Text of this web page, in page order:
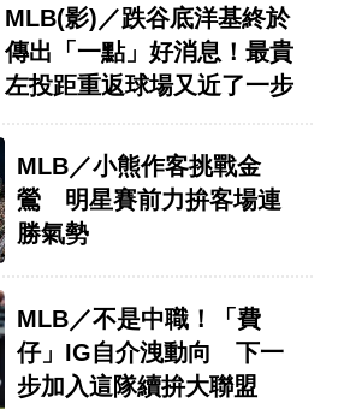
MLB(影)／跌谷底洋基終於
傳出「一點」好消息！最貴
左投距重返球場又近了一步
MLB／小熊作客挑戰金
鶯 明星賽前力拚客場連
勝氣勢
MLB／不是中職！「費
仔」IG自介洩動向 下一
步加入這隊續拚大聯盟